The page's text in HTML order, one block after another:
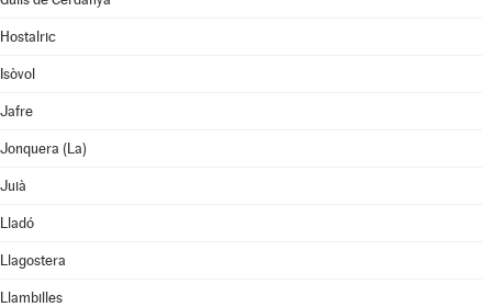
Hostalric
Isòvol
Jafre
Jonquera (La)
Juià
Lladó
Llagostera
Llambilles